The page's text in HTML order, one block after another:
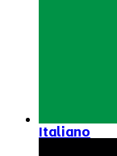
Italiano